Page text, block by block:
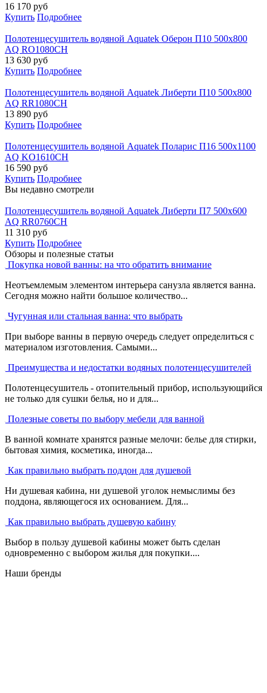
16 170 руб
Купить Подробнее
Полотенцесушитель водяной Aquatek Оберон П10 500х800
AQ RO1080CH
13 630 руб
Купить Подробнее
Полотенцесушитель водяной Aquatek Либерти П10 500х800
AQ RR1080CH
13 890 руб
Купить Подробнее
Полотенцесушитель водяной Aquatek Поларис П16 500х1100
AQ KO1610CH
16 590 руб
Купить Подробнее
Вы недавно смотрели
Полотенцесушитель водяной Aquatek Либерти П7 500х600
AQ RR0760CH
11 310 руб
Купить Подробнее
Обзоры и полезные статьи
Покупка новой ванны: на что обратить внимание
Неотъемлемым элементом интерьера санузла является ванна.
Сегодня можно найти большое количество...
Чугунная или стальная ванна: что выбрать
При выборе ванны в первую очередь следует определиться с
материалом изготовления. Самыми...
Преимущества и недостатки водяных полотенцесушителей
Полотенцесушитель - отопительный прибор, использующийся
не только для сушки белья, но и для...
Полезные советы по выбору мебели для ванной
В ванной комнате хранятся разные мелочи: белье для стирки,
бытовая химия, косметика, иногда...
Как правильно выбрать поддон для душевой
Ни душевая кабина, ни душевой уголок немыслимы без
поддона, являющегося их основанием. Для...
Как правильно выбрать душевую кабину
Выбор в пользу душевой кабины может быть сделан
одновременно с выбором жилья для покупки....
Наши бренды